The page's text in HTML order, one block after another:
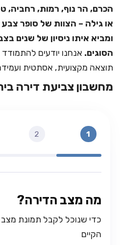
הכרם, הר נוף, רמות, רחביה,
או גילה – הצוות של סופר
ומביא איתו ניסיון של שנים
הסוגים. אנחנו יודעים
תוצאה מקצועית, אסתטית
מחשבון צביעת דירה
1
2
מה מצב הדירה?
כדי שנוכל לקבל תמונת
הקיים